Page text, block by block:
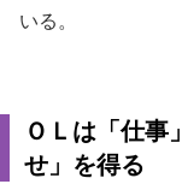
いる。
ＯＬは「仕事
せ」を得る